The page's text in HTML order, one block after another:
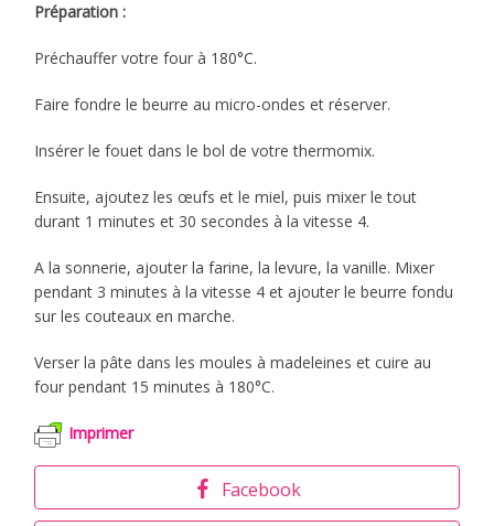
Préparation :
Préchauffer votre four à 180°C.
Faire fondre le beurre au micro-ondes et réserver.
Insérer le fouet dans le bol de votre thermomix.
Ensuite, ajoutez les œufs et le miel, puis mixer le tout
durant 1 minutes et 30 secondes à la vitesse 4.
A la sonnerie, ajouter la farine, la levure, la vanille. Mixer
pendant 3 minutes à la vitesse 4 et ajouter le beurre fondu
sur les couteaux en marche.
Verser la pâte dans les moules à madeleines et cuire au
four pendant 15 minutes à 180°C.
Imprimer
Facebook